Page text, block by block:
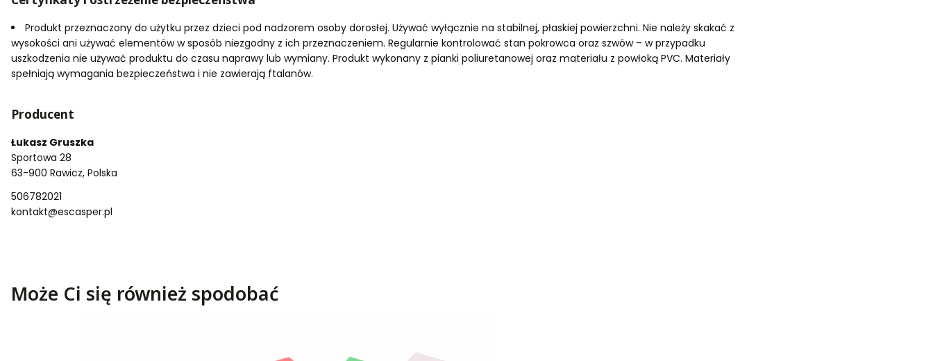
Produkt przeznaczony do użytku przez dzieci pod nadzorem osoby dorosłej. Używać wyłącznie na stabilnej, płaskiej powierzchni. Nie należy skakać z
wysokości ani używać elementów w sposób niezgodny z ich przeznaczeniem. Regularnie kontrolować stan pokrowca oraz szwów – w przypadku
uszkodzenia nie używać produktu do czasu naprawy lub wymiany. Produkt wykonany z pianki poliuretanowej oraz materiału z powłoką PVC. Materiały
spełniają wymagania bezpieczeństwa i nie zawierają ftalanów.
Producent
Łukasz Gruszka
Sportowa 28
63-900 Rawicz, Polska
506782021
kontakt@escasper.pl
Może Ci się również spodobać